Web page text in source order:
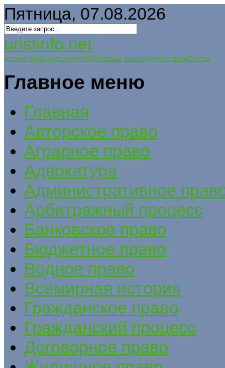
Пятница, 07.08.2026
uristinfo.net
Історія УкраїниИстория РФИсковые заявленияКонтактыСтатьи
Главное меню
Главная
Авторское право
Аграрное право
Адвокатура
Административное
Арбитражный процесс
Банковское право
Бюджетное право
Водное право
Всемирная история
Гражданское право
Гражданский процесс
Договорное право